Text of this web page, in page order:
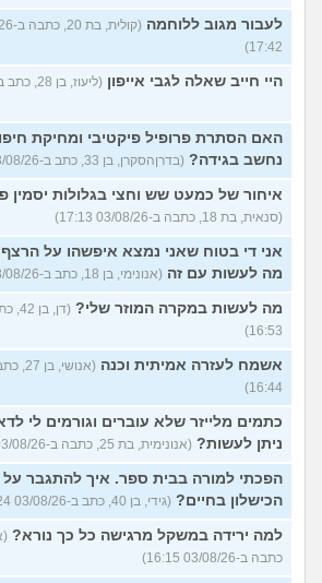
לעבור מגוב ללוחמה
17:42)
היי חייב שאלה לגבי אייפון (ליעוז, בן 28, כתב ב-03/08/26 17:33)
האם הסתרת פרופיל פיקטיבי ומחיקת
נחשב בגידה? (בדרןהסקרן, בן 33, כתב ב-03/08/26 17:24)
איחור של כמעט שש וחצי בגלולות יסמין
(סנאית, בת 18, כתבה ב-03/08/26 17:13)
אני די בטוח שאני נמצא איפשהו על הרצף
מה לעשות עם זה (אנונימי, בן 18, כתב ב-03/08/26 17:02)
מה לעשות במקרה המוזר שלי?
16:53)
אשמח לעזרה אמיתית וכנה
16:44)
כתמים מלייזר שלא עוברים וגורמים לי
ניתן לעשות? (אנונימית, בת 25, כתבה ב-03/08/26 16:33)
הפכתי למורה בבית ספר. איך להתגבר
הכישלון בחיים? (גידי, בן 40, כתב ב-03/08/26 16:24)
למה ירידה במשקל מרגישה כל כך נורא?
כתבה ב-03/08/26 16:15)